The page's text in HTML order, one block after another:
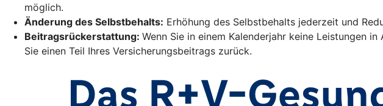
möglich.
Änderung des Selbstbehalts: Erhöhung des Selbstbehalts jederzeit und
Beitragsrückerstattung: Wenn Sie in einem Kalenderjahr keine Leistungen
Sie einen Teil Ihres Versicherungsbeitrags zurück.